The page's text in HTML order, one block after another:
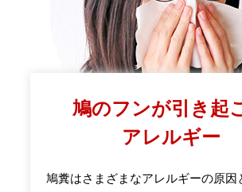
鳩のフンが引き起
アレルギー
鳩糞はさまざまなアレルギーの原因